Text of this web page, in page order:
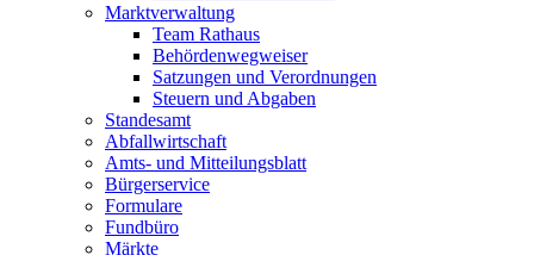
Marktverwaltung
Team Rathaus
Behördenwegweiser
Satzungen und Verordnungen
Steuern und Abgaben
Standesamt
Abfallwirtschaft
Amts- und Mitteilungsblatt
Bürgerservice
Formulare
Fundbüro
Märkte